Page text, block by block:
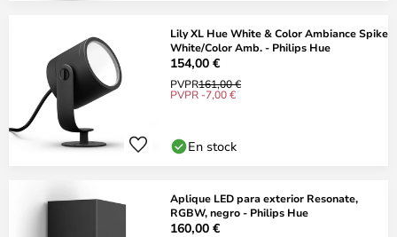
Lily XL Hue White & Color Ambiance Spike
White/Color Amb. - Philips Hue
154,00 €
PVPR161,00 €
PVPR -7,00 €
En stock
Aplique LED para exterior Resonate,
RGBW, negro - Philips Hue
160,00 €